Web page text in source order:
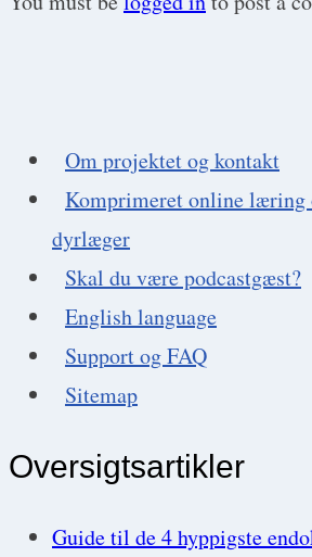
Om projektet og kontakt
Komprimeret online læring
dyrlæger
Skal du være podcastgæst?
English language
Support og FAQ
Sitemap
Oversigtsartikler
Guide til de 4 hyppigste